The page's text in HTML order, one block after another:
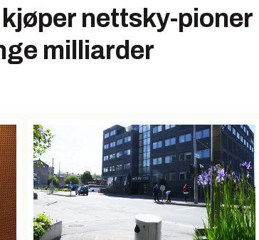
nettsky-pioner
milliarder